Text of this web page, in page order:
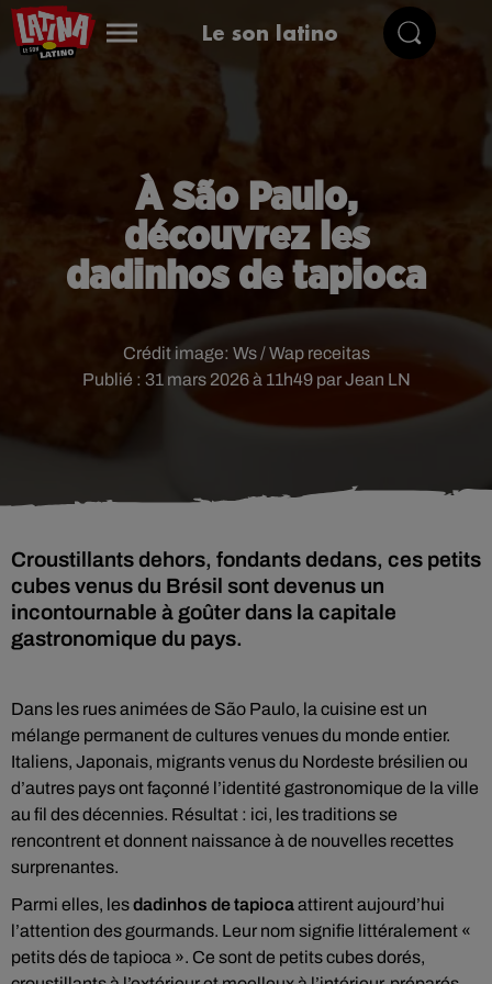
Le son latino
À São Paulo,
découvrez les
dadinhos de tapioca
Publié : 31 mars 2026 à 11h49 par Jean LN
Crédit image: Ws / Wap receitas
Croustillants dehors, fondants dedans, ces petits
cubes venus du Brésil sont devenus un
incontournable à goûter dans la capitale
gastronomique du pays.
Dans les rues animées de São Paulo, la cuisine est un
mélange permanent de cultures venues du monde entier.
Italiens, Japonais, migrants venus du Nordeste brésilien ou
d’autres pays ont façonné l’identité gastronomique de la ville
au fil des décennies. Résultat : ici, les traditions se
rencontrent et donnent naissance à de nouvelles recettes
surprenantes.
Parmi elles, lesdadinhos de tapiocaattirent aujourd’hui
l’attention des gourmands. Leur nom signifie littéralement «
petits dés de tapioca ». Ce sont de petits cubes dorés,